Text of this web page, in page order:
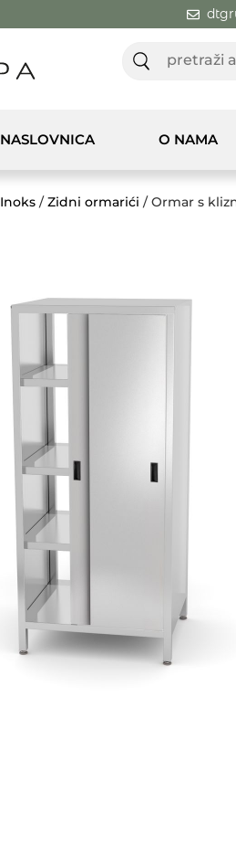
NASLOVNICA O NAMA
Inoks /Zidni ormarići / Ormar s